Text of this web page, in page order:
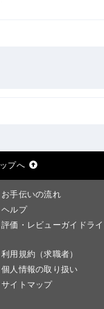
プへ
お手伝いの流れ
ヘルプ
評価・レビューガイドラ
利用規約（求職者）
個人情報の取り扱い
サイトマップ